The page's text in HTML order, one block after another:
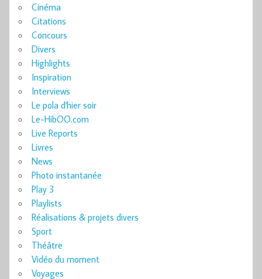
Cinéma
Citations
Concours
Divers
Highlights
Inspiration
Interviews
Le pola d'hier soir
Le-HibOO.com
Live Reports
Livres
News
Photo instantanée
Play 3
Playlists
Réalisations & projets divers
Sport
Théâtre
Vidéo du moment
Voyages